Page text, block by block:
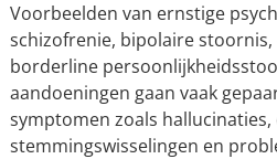
Voorbeelden van ernstige
schizofrenie, bipolaire
borderline
aandoeningen gaan vaak
symptomen zoals
stemmingswisselingen en